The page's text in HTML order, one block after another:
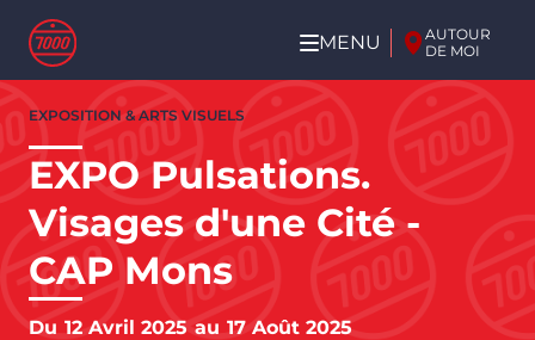
Aller au contenu principal
MENU
AUTOUR
DE MOI
contenu
principal
EXPOSITION & ARTS VISUELS
EXPO Pulsations.
Visages d'une Cité -
CAP Mons
Du 12 Avril 2025 au 17 Août 2025